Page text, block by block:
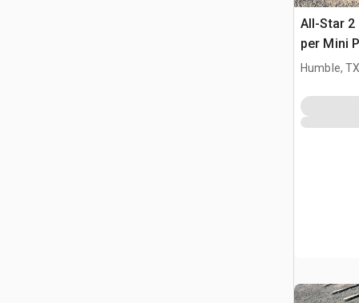
All-Star 2
per Mini
Humble,